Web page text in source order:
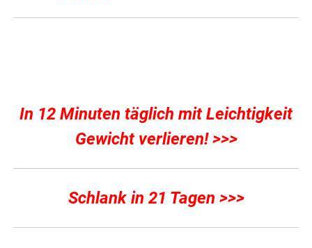
In 12 Minuten täglich mit Leichtigkeit
Gewicht verlieren! >>>
Schlank in 21 Tagen >>>